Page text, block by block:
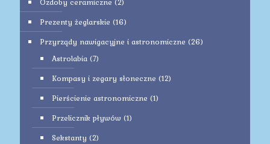
Prezenty żeglarskie (16)
Przyrządy nawigacyjne i astronomiczne (26)
Astrolabia (7)
Kompasy i zegary słoneczne (12)
Pierścienie astronomiczne (1)
Przelicznik pływów (1)
Sekstanty (2)